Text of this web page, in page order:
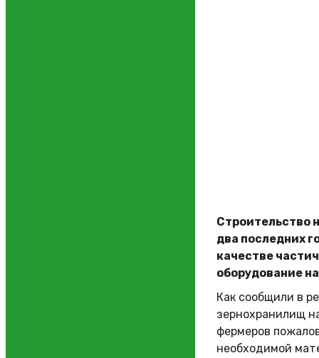
Строительство
два последних
качестве
оборудование
Как сообщили в
зернохранилищ
фермеров
необходимой